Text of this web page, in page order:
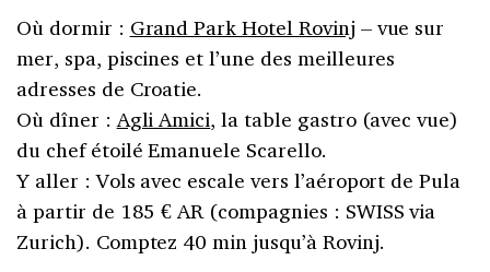
Où dormir : Grand Park Hotel Rovinj – vue sur
mer, spa, piscines et l’une des meilleures
adresses de Croatie.
Où dîner :Agli Amici, la table gastro (avec vue)
du chef étoilé Emanuele Scarello.
Y aller : Vols avec escale vers l’aéroport de Pula
à partir de 185 € AR (compagnies : SWISS via
Zurich). Comptez 40 min jusqu’à Rovinj.